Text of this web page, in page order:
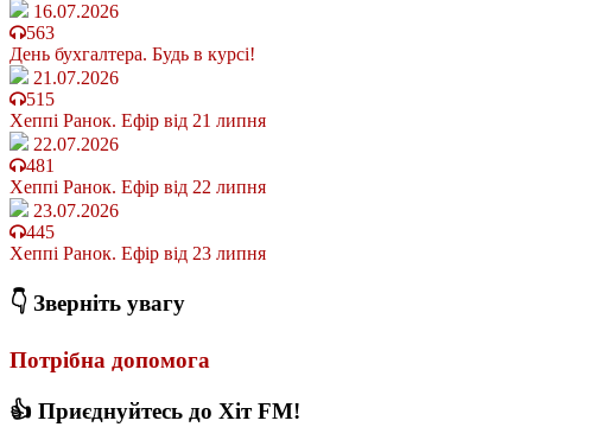
16.07.2026
563
День бухгалтера. Будь в курсі!
21.07.2026
515
Хеппі Ранок. Ефір від 21 липня
22.07.2026
481
Хеппі Ранок. Ефір від 22 липня
23.07.2026
445
Хеппі Ранок. Ефір від 23 липня
👇 Зверніть увагу
Потрібна допомога
👍 Приєднуйтесь до Хіт FM!